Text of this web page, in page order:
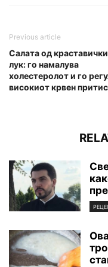
Previous article
Салата од
лук: го намалува
холестеролот и го
високиот крвен